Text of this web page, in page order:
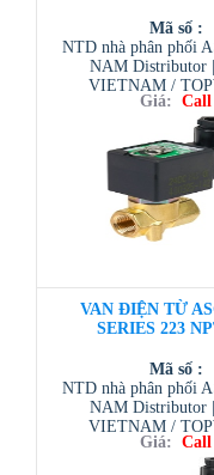
Mã số :
NTD nhà phân phối
NAM Distributor
VIETNAM /
VIETNAM /
/ TESCOM
Giá: Call
VAN ĐIỆN TỪ
SERIES 223
Mã số :
NTD nhà phân phối
NAM Distributor
VIETNAM /
VIETNAM /
/ TESCOM
Giá: Call